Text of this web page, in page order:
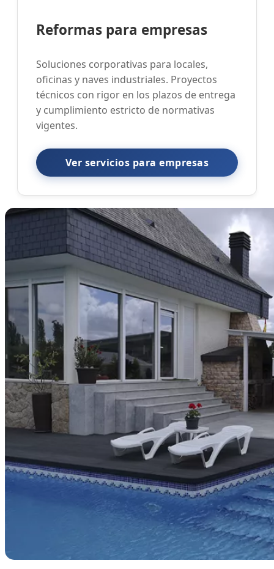
Reformas para empresas
Soluciones corporativas para locales,
oficinas y naves industriales. Proyectos
técnicos con rigor en los plazos de entrega
y cumplimiento estricto de normativas
vigentes.
Ver servicios para empresas